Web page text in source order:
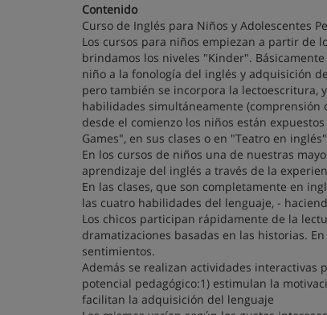
Contenido
Curso de Inglés para Niños y Adolescentes
Los cursos para niños empiezan a partir de
brindamos los niveles "Kinder".
niño a la fonología del inglés y adquisición
pero también se incorpora la lectoescritura,
habilidades simultáneamente (comprensión
desde el comienzo los niños están
Games", en sus clases o en "Teatro en
En los cursos de niños una de nuestras
aprendizaje del inglés a través de la
En las clases, que son completamente en
las cuatro habilidades del lenguaje, -
Los chicos participan rápidamente de la
dramatizaciones basadas en las historias.
sentimientos.
Además se realizan actividades interactivas
potencial pedagógico:1) estimulan la
facilitan la adquisición del lenguaje